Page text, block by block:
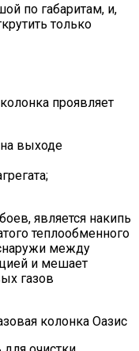
по габаритам, и,
только
проявляет
выходе
является накипь
теплообменного
между
и мешает
газов